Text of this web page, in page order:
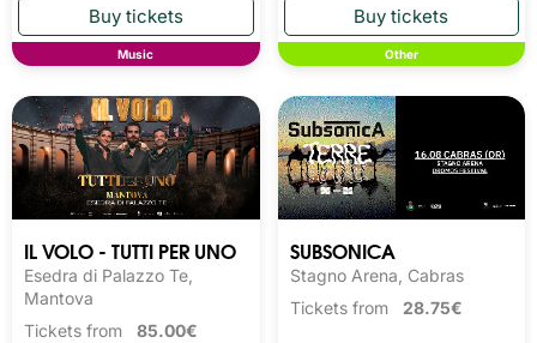
Music Other
IL VOLO - TUTTI PER UNO
Esedra di Palazzo Te,
Mantova
Tickets from 85.00€
SUBSONICA
Stagno Arena, Cabras
Tickets from 28.75€